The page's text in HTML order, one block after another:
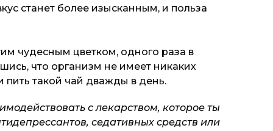
станет более изысканным, и польза
чудесным цветком, одного раза в
что организм не имеет никаких
пить такой чай дважды в день.
с лекарством, которое ты
седативных средств или